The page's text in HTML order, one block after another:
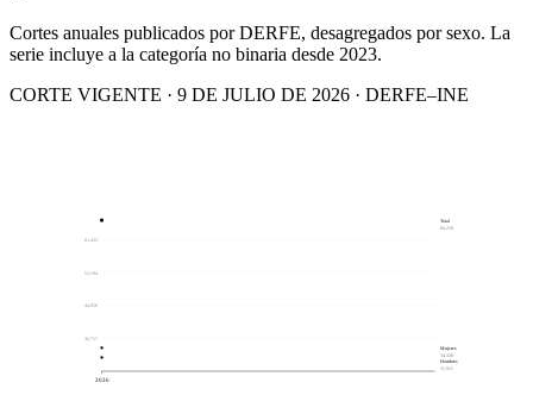
Cortes anuales publicados por DERFE, desagregados por sexo. La
serie incluye a la categoría no binaria desde 2023.
CORTE VIGENTE · 9 DE JULIO DE 2026 · DERFE–INE
36,717
44,956
53,194
61,433
2026
Total
66,239
Mujeres
34,328
Hombres
31,911